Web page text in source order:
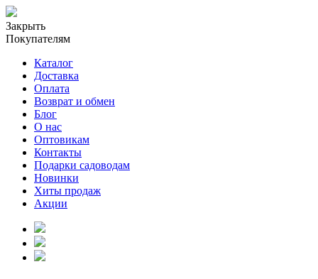
Закрыть
Покупателям
Каталог
Доставка
Оплата
Возврат и обмен
Блог
О нас
Оптовикам
Контакты
Подарки садоводам
Новинки
Хиты продаж
Акции